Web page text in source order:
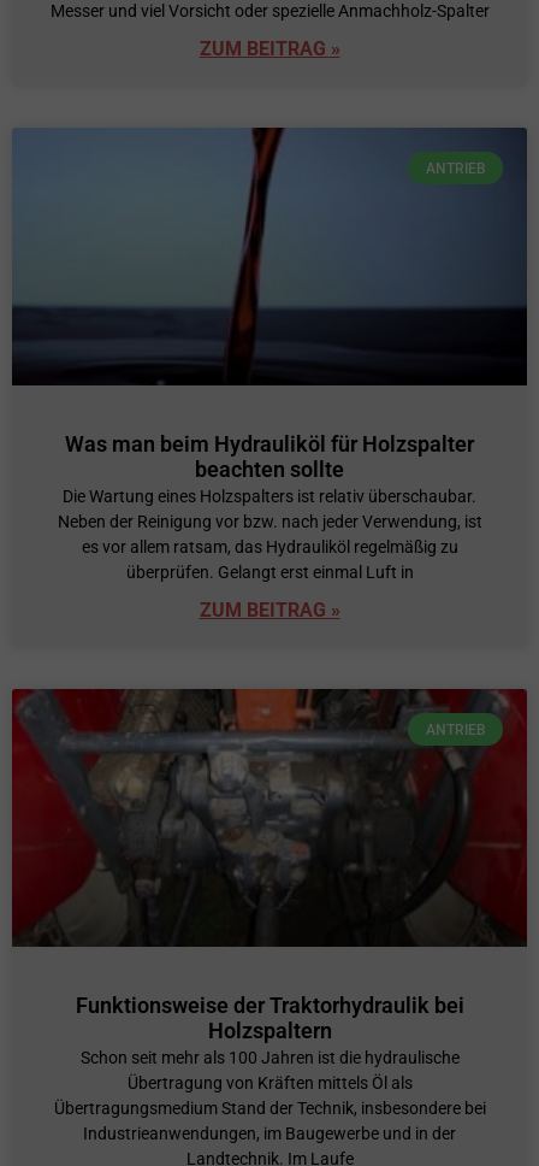
Messer und viel Vorsicht oder spezielle Anmachholz-Spalter
ZUM BEITRAG »
ANTRIEB
Was man beim Hydrauliköl für Holzspalter
beachten sollte
Die Wartung eines Holzspalters ist relativ überschaubar.
Neben der Reinigung vor bzw. nach jeder Verwendung, ist
es vor allem ratsam, das Hydrauliköl regelmäßig zu
überprüfen. Gelangt erst einmal Luft in
ZUM BEITRAG »
ANTRIEB
Funktionsweise der Traktorhydraulik bei
Holzspaltern
Schon seit mehr als 100 Jahren ist die hydraulische
Übertragung von Kräften mittels Öl als
Übertragungsmedium Stand der Technik, insbesondere bei
Industrieanwendungen, im Baugewerbe und in der
Landtechnik. Im Laufe